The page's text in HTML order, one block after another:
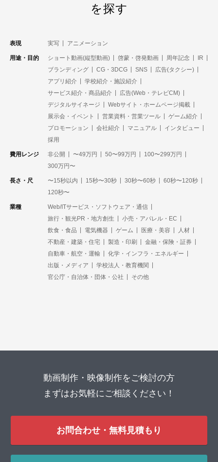
を探す
表現 実写 アニメーション
用途・目的 ショート動画(縦型動画) 啓蒙・啓発動画 周年記念
IR
ブランディング
CG・3DCG SNS
広告(タクシー)
アプリ紹介
学校紹介・施設紹介
サービス紹介・商品紹介
広告(Web・テレビCM)
デジタルサイネージ
Webサイト・ホームページ掲載
展示会・イベント
営業資料・営業ツール
ゲーム紹介
プロモーション
会社紹介 マニュアル
インタビュー
採用
費用レンジ 非公開 〜49万円 50〜99万円
100〜299万円
300万円〜
長さ・尺 〜15秒以内 15秒〜30秒 30秒〜60秒
60秒〜120秒
120秒〜
業種
Web/ITサービス・ソフトウェア・通信
旅行・観光PR・地方創生
小売・アパレル・EC
飲食・食品
電気機器 ゲーム 医療・美容
人材
不動産・建築・住宅
製造・印刷
金融・保険・証券
自動車・航空・運輸
化学・インフラ・エネルギー
出版・メディア
学校法人・教育機関
官公庁・自治体・団体・公社
その他
動画制作・映像制作をご検討の方
まずはお気軽にご相談ください！
お問合わせ・無料見積もり